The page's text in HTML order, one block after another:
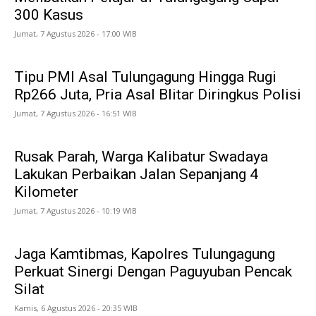
300 Kasus
Jumat, 7 Agustus 2026 - 17:00 WIB
Tipu PMI Asal Tulungagung Hingga Rugi
Rp266 Juta, Pria Asal Blitar Diringkus Polisi
Jumat, 7 Agustus 2026 - 16:51 WIB
Rusak Parah, Warga Kalibatur Swadaya
Lakukan Perbaikan Jalan Sepanjang 4
Kilometer
Jumat, 7 Agustus 2026 - 10:19 WIB
Jaga Kamtibmas, Kapolres Tulungagung
Perkuat Sinergi Dengan Paguyuban Pencak
Silat
Kamis, 6 Agustus 2026 - 20:35 WIB